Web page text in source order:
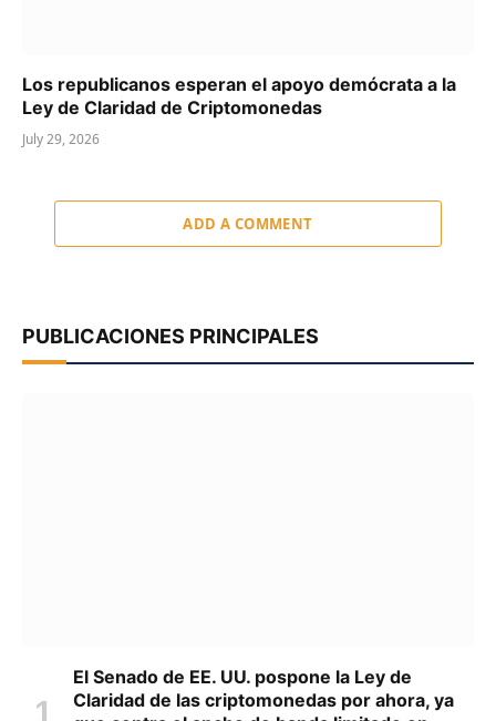
Los republicanos esperan el apoyo demócrata a la
Ley de Claridad de Criptomonedas
July 29, 2026
ADD A COMMENT
PUBLICACIONES PRINCIPALES
El Senado de EE. UU. pospone la Ley de
Claridad de las criptomonedas por ahora, ya